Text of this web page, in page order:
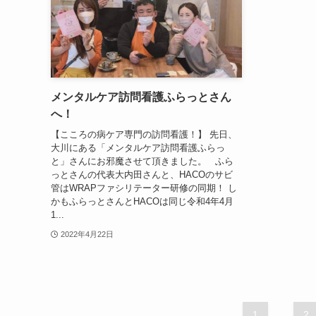
メンタルケア訪問看護ふらっとさん
へ！
【こころの病ケア専門の訪問看護！】 先日、
大川にある「メンタルケア訪問看護ふらっ
と」さんにお邪魔させて頂きました。 ふら
っとさんの代表大内田さんと、HACOのサビ
管はWRAPファシリテーター研修の同期！ し
かもふらっとさんとHACOは同じ令和4年4月
1...
2022年4月22日